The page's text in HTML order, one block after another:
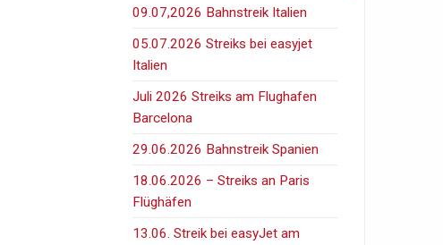
09.07,2026 Bahnstreik Italien
05.07.2026 Streiks bei easyjet
Italien
Juli 2026 Streiks am Flughafen
Barcelona
29.06.2026 Bahnstreik Spanien
18.06.2026 – Streiks an Paris
Flüghäfen
13.06. Streik bei easyJet am